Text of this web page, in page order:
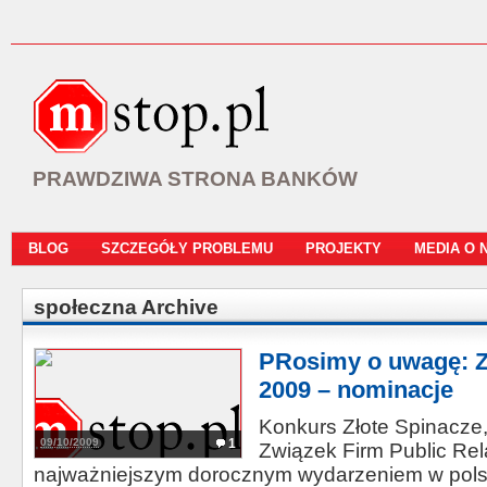
PRAWDZIWA STRONA BANKÓW
BLOG SZCZEGÓŁY PROBLEMU PROJEKTY MEDIA O
społeczna Archive
1
09/10/2009
PRosimy o uwagę:
2009 – nominacje
Konkurs Złote
Związek Firm Public
najważniejszym dorocznym wydarzeniem w